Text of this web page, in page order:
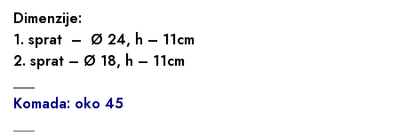
Dimenzije:
1. sprat – Ø 24, h – 11cm
2. sprat – Ø 18, h – 11cm
___
Komada: oko 45